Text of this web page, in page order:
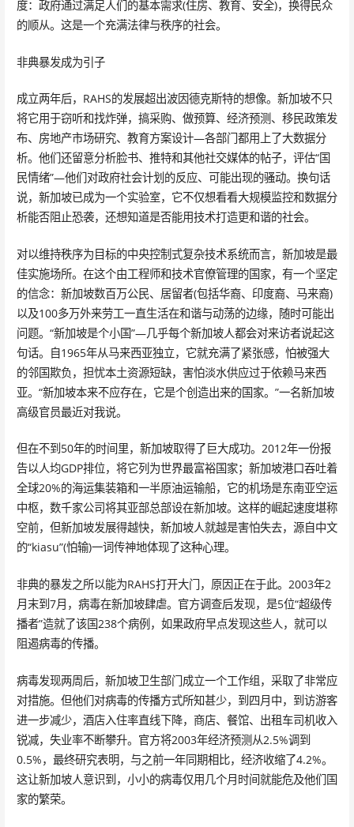
度：政府通过满足人们的基本需求(住房、教育、安全)，换得民众
的顺从。这是一个充满法律与秩序的社会。
非典暴发成为引子
成立两年后，RAHS的发展超出波因德克斯特的想像。新加坡不只
将它用于窃听和找炸弹，搞采购、做预算、经济预测、移民政策发
布、房地产市场研究、教育方案设计—各部门都用上了大数据分
析。他们还留意分析脸书、推特和其他社交媒体的帖子，评估“国
民情绪”—他们对政府社会计划的反应、可能出现的骚动。换句话
说，新加坡已成为一个实验室，它不仅想看看大规模监控和数据分
析能否阻止恐袭，还想知道是否能用技术打造更和谐的社会。
对以维持秩序为目标的中央控制式复杂技术系统而言，新加坡是最
佳实施场所。在这个由工程师和技术官僚管理的国家，有一个坚定
的信念：新加坡数百万公民、居留者(包括华裔、印度裔、马来裔)
以及100多万外来劳工一直生活在和谐与动荡的边缘，随时可能出
问题。“新加坡是个小国”—几乎每个新加坡人都会对来访者说起这
句话。自1965年从马来西亚独立，它就充满了紧张感，怕被强大
的邻国欺负，担忧本土资源短缺，害怕淡水供应过于依赖马来西
亚。“新加坡本来不应存在，它是个创造出来的国家。”一名新加坡
高级官员最近对我说。
但在不到50年的时间里，新加坡取得了巨大成功。2012年一份报
告以人均GDP排位，将它列为世界最富裕国家；新加坡港口吞吐着
全球20%的海运集装箱和一半原油运输船，它的机场是东南亚空运
中枢，数千家公司将其亚部总部设在新加坡。这样的崛起速度堪称
空前，但新加坡发展得越快，新加坡人就越是害怕失去，源自中文
的“kiasu”(怕输)一词传神地体现了这种心理。
非典的暴发之所以能为RAHS打开大门，原因正在于此。2003年2
月末到7月，病毒在新加坡肆虐。官方调查后发现，是5位“超级传
播者”造就了该国238个病例，如果政府早点发现这些人，就可以
阻遏病毒的传播。
病毒发现两周后，新加坡卫生部门成立一个工作组，采取了非常应
对措施。但他们对病毒的传播方式所知甚少，到四月中，到访游客
进一步减少，酒店入住率直线下降，商店、餐馆、出租车司机收入
锐减，失业率不断攀升。官方将2003年经济预测从2.5%调到
0.5%，最终研究表明，与之前一年同期相比，经济收缩了4.2%。
这让新加坡人意识到，小小的病毒仅用几个月时间就能危及他们国
家的繁荣。